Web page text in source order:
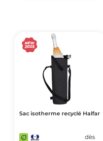
Sac isotherme recyclé Halfar
dès